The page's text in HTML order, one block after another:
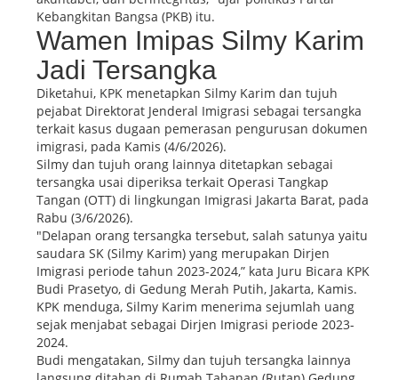
Kebangkitan Bangsa (PKB) itu.
Wamen Imipas Silmy Karim
Jadi Tersangka
Diketahui, KPK menetapkan Silmy Karim dan tujuh
pejabat Direktorat Jenderal Imigrasi sebagai tersangka
terkait kasus dugaan pemerasan pengurusan dokumen
imigrasi, pada Kamis (4/6/2026).
Silmy dan tujuh orang lainnya ditetapkan sebagai
tersangka usai diperiksa terkait Operasi Tangkap
Tangan (OTT) di lingkungan Imigrasi Jakarta Barat, pada
Rabu (3/6/2026).
"Delapan orang tersangka tersebut, salah satunya yaitu
saudara SK (Silmy Karim) yang merupakan Dirjen
Imigrasi periode tahun 2023-2024,” kata Juru Bicara KPK
Budi Prasetyo, di Gedung Merah Putih, Jakarta, Kamis.
KPK menduga, Silmy Karim menerima sejumlah uang
sejak menjabat sebagai Dirjen Imigrasi periode 2023-
2024.
Budi mengatakan, Silmy dan tujuh tersangka lainnya